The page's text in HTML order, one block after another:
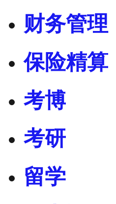
财务管理
保险精算
考博
考研
留学